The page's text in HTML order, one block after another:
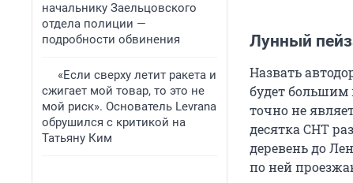
начальнику Заельцовского
отдела полиции —
подробности обвинения
«Если сверху летит ракета и
сжигает мой товар, то это не
мой риск». Основатель Levrana
обрушился с критикой на
Татьяну Ким
Лунный
Назвать
будет большим
точно не
десятка СНТ
деревень до
по ней